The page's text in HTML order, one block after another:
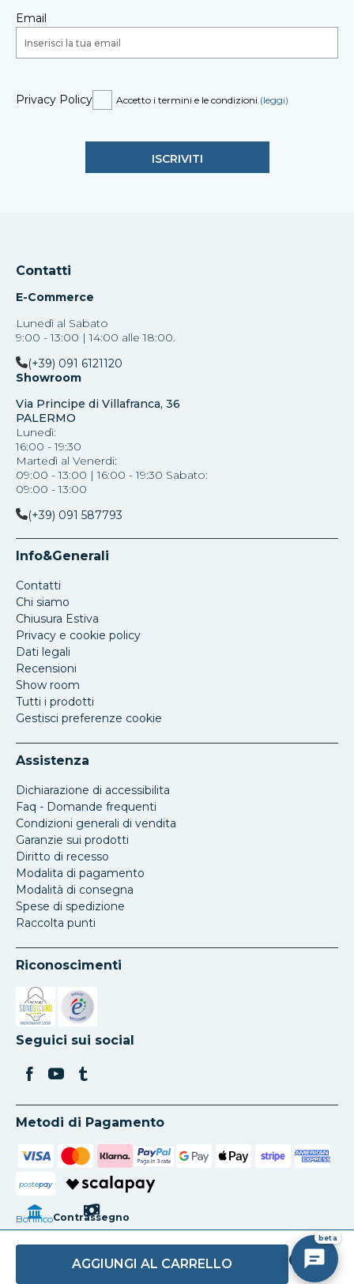
AGGIUNGI AL CARRELLO
Email
Privacy Policy Accetto i termini e le condizioni (leggi)
Contatti
E-Commerce
Lunedì al Sabato
9:00 - 13:00 | 14:00 alle 18:00.
(+39) 091 6121120
Showroom
Via Principe di Villafranca, 36
PALERMO
Lunedì:
16:00 - 19:30
Martedì al Venerdi:
09:00 - 13:00 | 16:00 - 19:30 Sabato:
09:00 - 13:00
(+39) 091 587793
Info&Generali
Contatti
Chi siamo
Chiusura Estiva
Privacy e cookie policy
Dati legali
Recensioni
Show room
Tutti i prodotti
Gestisci preferenze cookie
Assistenza
Dichiarazione di accessibilita
Faq - Domande frequenti
Condizioni generali di vendita
Garanzie sui prodotti
Diritto di recesso
Modalita di pagamento
Modalità di consegna
Spese di spedizione
Raccolta punti
Riconoscimenti
Si apre in una nuova scheda
Si apre in una nuova scheda
Seguici sui social
Metodi di Pagamento
postepay
BonificoContrassegno
beta